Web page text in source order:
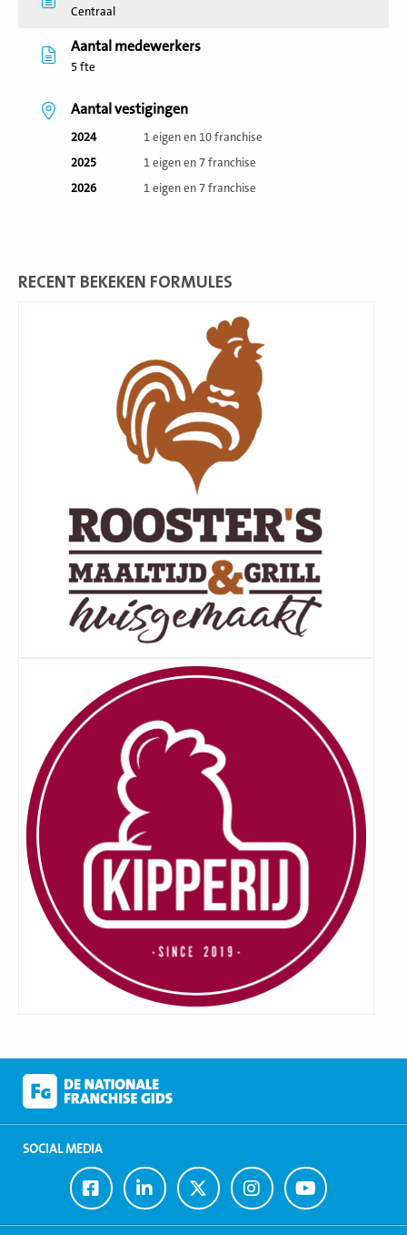
Centraal
Aantal medewerkers
5 fte
Aantal vestigingen
2024
1 eigen en 10 franchise
2025
1 eigen en 7 franchise
2026
1 eigen en 7 franchise
RECENT BEKEKEN FORMULES
SOCIAL MEDIA
Ga
naar
Facebook
Ga
naar
LinkedIn
Ga
naar
Twitter
Ga
naar
Instagram
Ga
naar
Youtube